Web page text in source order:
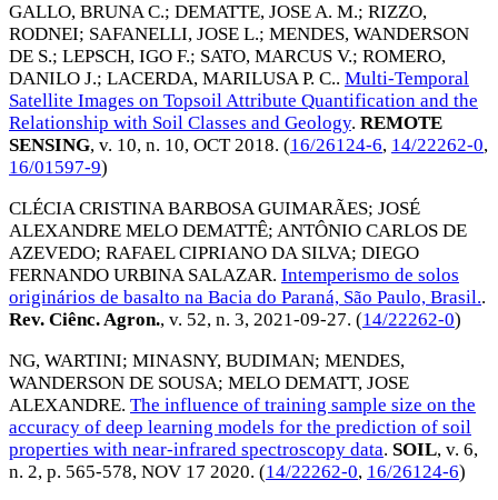
GALLO, BRUNA C.; DEMATTE, JOSE A. M.; RIZZO,
RODNEI; SAFANELLI, JOSE L.; MENDES, WANDERSON
DE S.; LEPSCH, IGO F.; SATO, MARCUS V.; ROMERO,
DANILO J.; LACERDA, MARILUSA P. C.. Multi-Temporal
Satellite Images on Topsoil Attribute Quantification and the
Relationship with Soil Classes and Geology. REMOTE
SENSING, v. 10, n. 10, OCT 2018. (16/26124-6, 14/22262-0,
16/01597-9)
CLÉCIA CRISTINA BARBOSA GUIMARÃES; JOSÉ
ALEXANDRE MELO DEMATTÊ; ANTÔNIO CARLOS DE
AZEVEDO; RAFAEL CIPRIANO DA SILVA; DIEGO
FERNANDO URBINA SALAZAR. Intemperismo de solos
originários de basalto na Bacia do Paraná, São Paulo, Brasil..
Rev. Ciênc. Agron., v. 52, n. 3, 2021-09-27. (14/22262-0)
NG, WARTINI; MINASNY, BUDIMAN; MENDES,
WANDERSON DE SOUSA; MELO DEMATT, JOSE
ALEXANDRE. The influence of training sample size on the
accuracy of deep learning models for the prediction of soil
properties with near-infrared spectroscopy data. SOIL, v. 6,
n. 2, p. 565-578, NOV 17 2020. (14/22262-0, 16/26124-6)